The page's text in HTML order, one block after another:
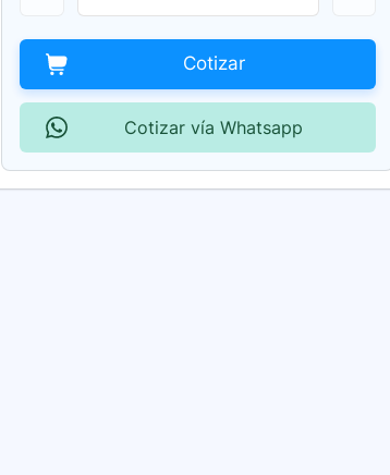
Cotizar
Cotizar vía Whatsapp